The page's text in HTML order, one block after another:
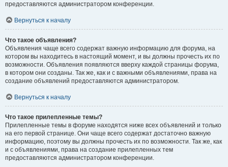
предоставляются администратором конференции.
Вернуться к началу
Что такое объявления?
Объявления чаще всего содержат важную информацию для форума, на
котором вы находитесь в настоящий момент, и вы должны прочесть их по
возможности. Объявления появляются вверху каждой страницы форума,
в котором они созданы. Так же, как и с важными объявлениями, права на
создание объявлений предоставляются администратором.
Вернуться к началу
Что такое прилепленные темы?
Прилепленные темы в форуме находятся ниже всех объявлений и только
на его первой странице. Они чаще всего содержат достаточно важную
информацию, поэтому вы должны прочесть их по возможности. Так же, как
и с объявлениями, права на создание прилепленных тем
предоставляются администратором конференции.